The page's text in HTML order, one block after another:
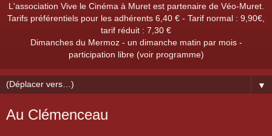
L'association Vive le Cinéma à Muret est partenaire de Véo-Muret.
Tarifs préférentiels pour les adhérents 6,40 € - Tarif normal : 9,90€,
tarif réduit : 7,30 €
Dimanches du Mermoz - un dimanche matin par mois -
participation libre (voir programme)
▼
Au Clémenceau